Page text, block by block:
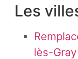
Les
lès-